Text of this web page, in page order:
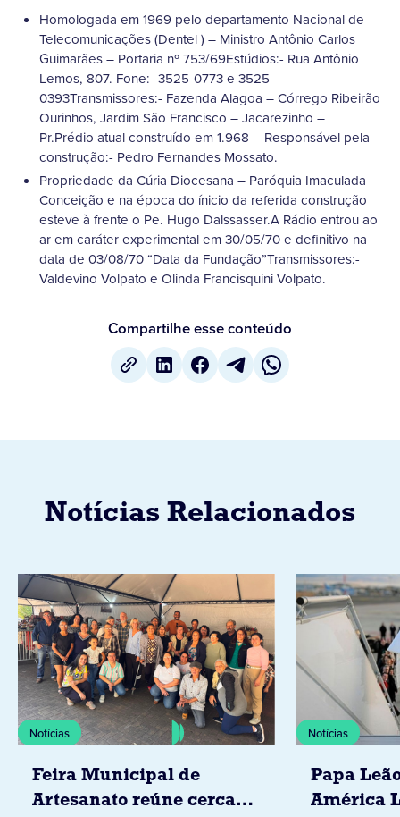
Homologada em 1969 pelo departamento Nacional de
Telecomunicações (Dentel ) – Ministro Antônio Carlos
Guimarães – Portaria nº 753/69Estúdios:- Rua Antônio
Lemos, 807. Fone:- 3525-0773 e 3525-
0393Transmissores:- Fazenda Alagoa – Córrego Ribeirão
Ourinhos, Jardim São Francisco – Jacarezinho –
Pr.Prédio atual construído em 1.968 – Responsável pela
construção:- Pedro Fernandes Mossato.
Propriedade da Cúria Diocesana – Paróquia Imaculada
Conceição e na época do ínicio da referida construção
esteve à frente o Pe. Hugo Dalssasser.A Rádio entrou ao
ar em caráter experimental em 30/05/70 e definitivo na
data de 03/08/70 “Data da Fundação”Transmissores:-
Valdevino Volpato e Olinda Francisquini Volpato.
Compartilhe esse conteúdo
Notícias Relacionados
Notícias
Feira Municipal de
Artesanato reúne cerca
Notícias
Papa
América